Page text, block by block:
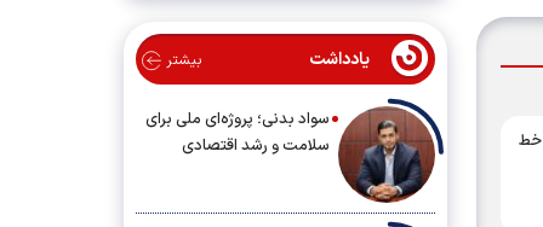
خط
یادداشت بیشتر
سواد بدنی؛ پروژه‌ای ملی برای
سلامت و رشد اقتصادی